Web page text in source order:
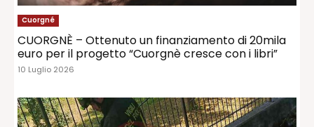
Cuorgné
CUORGNÈ – Ottenuto un finanziamento di 20mila
euro per il progetto “Cuorgnè cresce con i libri”
10 Luglio 2026